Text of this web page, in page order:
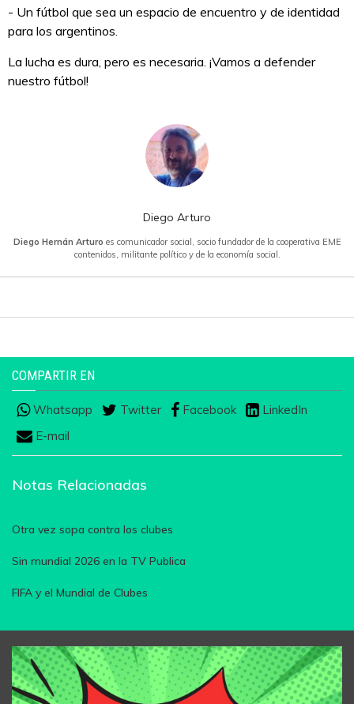
- Un fútbol que sea un espacio de encuentro y de identidad
para los argentinos.
La lucha es dura, pero es necesaria. ¡Vamos a defender
nuestro fútbol!
Diego Arturo
Diego Hernán Arturo es comunicador social, socio fundador de la cooperativa EME
contenidos, militante político y de la economía social.
COMPARTIR EN
Whatsapp Twitter Facebook
LinkedIn
E-mail
Notas Relacionadas
Otra vez sopa contra los clubes
Sin mundial 2026 en la TV Publica
FIFA y el Mundial de Clubes